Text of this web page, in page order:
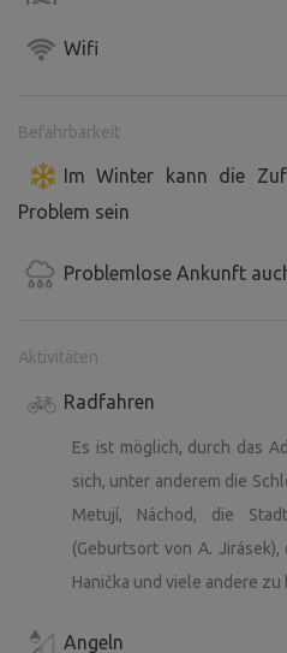
Wifi
Befahrbarkeit
Im Winter kann die
Problem sein
Problemlose Ankunft
Aktivitäten
Radfahren
Es ist möglich, durch das
sich, unter anderem die
Metují, Náchod, die
(Geburtsort von A.
Hanička und viele andere zu
Angeln